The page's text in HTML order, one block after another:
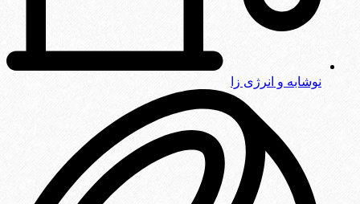
نوشابه و انرژی زا